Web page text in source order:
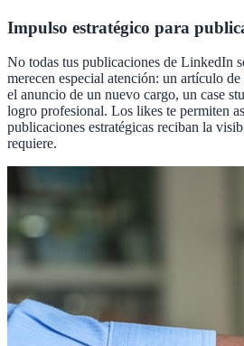
Impulso estratégico para
No todas tus publicaciones de LinkedIn
merecen especial atención: un artículo
el anuncio de un nuevo cargo, un case
logro profesional. Los likes te permiten
publicaciones estratégicas reciban la
requiere.